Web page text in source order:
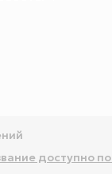
доступно